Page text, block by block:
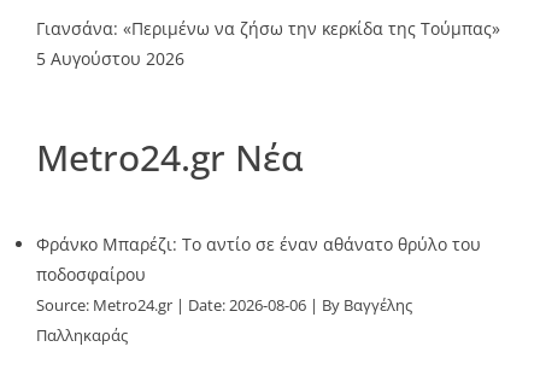
Γιανσάνα: «Περιμένω να ζήσω την κερκίδα της Τούμπας»
5 Αυγούστου 2026
Metro24.gr Νέα
Φράνκο Μπαρέζι: Το αντίο σε έναν αθάνατο θρύλο του
ποδοσφαίρου
Source: Metro24.gr Date: 2026-08-06
By Βαγγέλης
Παλληκαράς